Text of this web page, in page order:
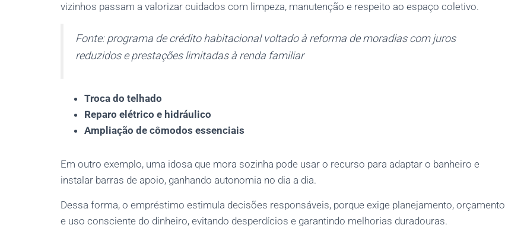
vizinhos passam a valorizar cuidados com limpeza, manutenção e respeito ao espaço coletivo.
Fonte: programa de crédito habitacional voltado à reforma de moradias com juros
reduzidos e prestações limitadas à renda familiar
Troca do telhado
Reparo elétrico e hidráulico
Ampliação de cômodos essenciais
Em outro exemplo, uma idosa que mora sozinha pode usar o recurso para adaptar o banheiro e
instalar barras de apoio, ganhando autonomia no dia a dia.
Dessa forma, o empréstimo estimula decisões responsáveis, porque exige planejamento, orçamento
e uso consciente do dinheiro, evitando desperdícios e garantindo melhorias duradouras.